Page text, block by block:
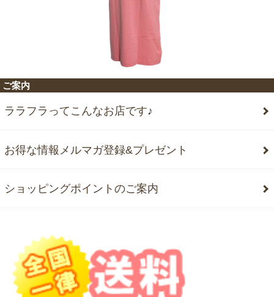
ご案内
ララフラってこんなお店です♪
お得な情報メルマガ登録&プレゼント
ショッピングポイントのご案内